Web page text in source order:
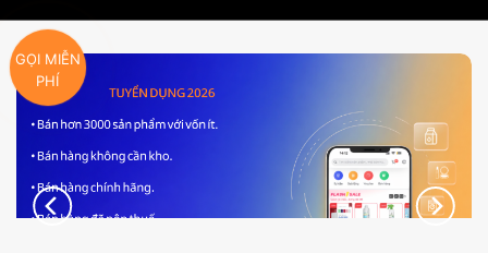
GỌI MIỄN
PHÍ